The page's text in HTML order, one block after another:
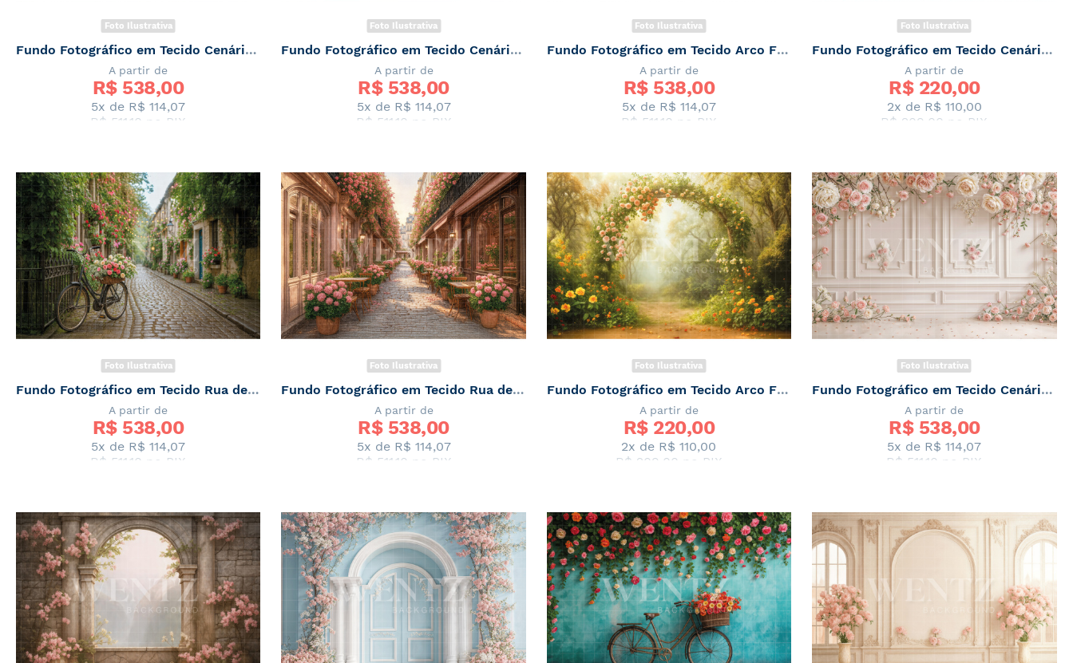
Foto Ilustrativa
Fundo Fotográfico em Tecido Cenário de Primavera / Backdrop 7876
A partir de
R$ 538,00
5x de R$ 114,07
R$ 511,10 no PIX
Foto Ilustrativa
Fundo Fotográfico em Tecido Cenário de Primavera / Backdrop 7875
A partir de
R$ 538,00
5x de R$ 114,07
R$ 511,10 no PIX
Foto Ilustrativa
Fundo Fotográfico em Tecido Arco Floral Primavera / Backdrop 7874
A partir de
R$ 538,00
5x de R$ 114,07
R$ 511,10 no PIX
Foto Ilustrativa
Fundo Fotográfico em Tecido Cenário de Primavera / Backdrop 7873
A partir de
R$ 220,00
2x de R$ 110,00
R$ 209,00 no PIX
Foto Ilustrativa
Fundo Fotográfico em Tecido Rua de Primavera / Backdrop 7872
A partir de
R$ 538,00
5x de R$ 114,07
R$ 511,10 no PIX
Foto Ilustrativa
Fundo Fotográfico em Tecido Rua de Primavera / Backdrop 7871
A partir de
R$ 538,00
5x de R$ 114,07
R$ 511,10 no PIX
Foto Ilustrativa
Fundo Fotográfico em Tecido Arco Floral Primavera / Backdrop 7870
A partir de
R$ 220,00
2x de R$ 110,00
R$ 209,00 no PIX
Foto Ilustrativa
Fundo Fotográfico em Tecido Cenário de Primavera / Backdrop 7869
A partir de
R$ 538,00
5x de R$ 114,07
R$ 511,10 no PIX